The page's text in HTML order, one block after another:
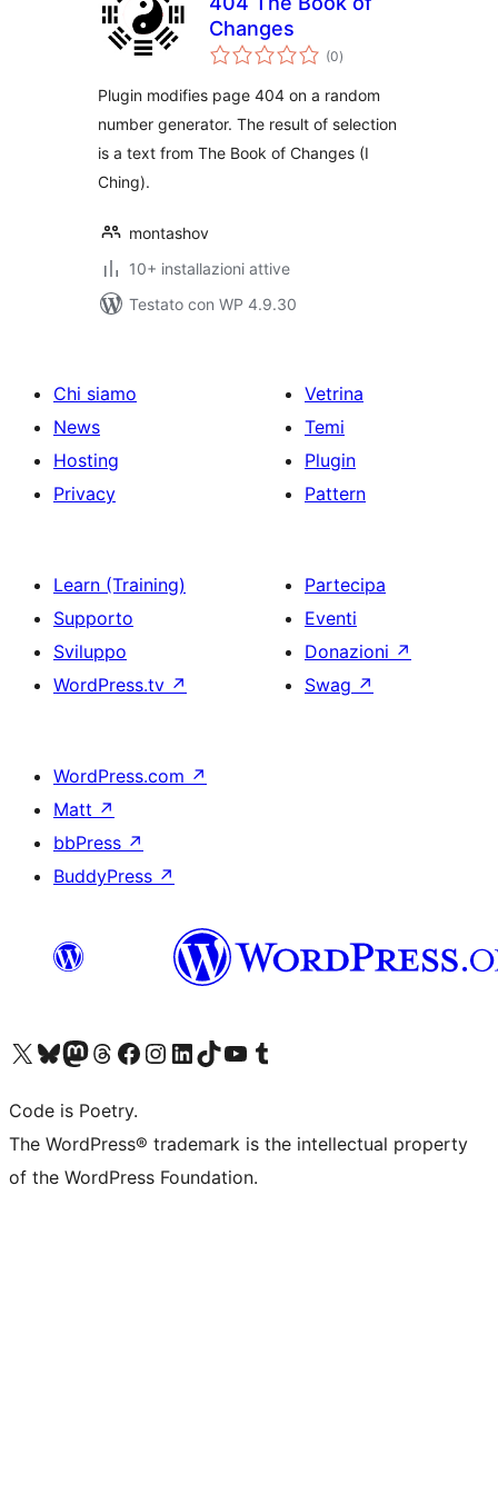
Changes
(0valutazioni
totali
)
Plugin modifies page 404 on a random
number generator. The result of selection
is a text from The Book of Changes (I
Ching).
montashov
10+ installazioni attive
Testato con WP 4.9.30
Chi siamo
News
Hosting
Privacy
Vetrina
Temi
Plugin
Pattern
Learn (Training)
Supporto
Sviluppo
WordPress.tv ↗
Partecipa
Eventi
Donazioni ↗
Swag ↗
WordPress.com ↗
Matt ↗
bbPress ↗
BuddyPress ↗
Visita il nostro account X (ex Twitter)
Visita il nostro account Bluesky
Visita il nostro account Mastodon
Visita il nostro account Threads
Visita la nostra pagina Facebook
Visita il nostro account Instagram
Visita il nostro account LinkedIn
Visita il nostro account TikTok
Visita il nostro canale YouTube
Visita il nostro account Tumblr
Code is Poetry.
The WordPress® trademark is the intellectual property
of the WordPress Foundation.